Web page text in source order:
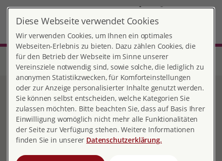
DE
Start Sachsen Beratungsstelle Dresden
Beratungsangebote
Beratung bei Fehl- und Totgeburt
Beratung bei Fehl- und
Totgeburt
Diese Webseite verwendet Cookies
Wir verwenden Cookies, um Ihnen ein optimales
Webseiten-Erlebnis zu bieten. Dazu zählen Cookies, die
für den Betrieb der Webseite im Sinne unserer
Vereinsziele notwendig sind, sowie solche, die lediglich zu
anonymen Statistikzwecken, für Komforteinstellungen
oder zur Anzeige personalisierter Inhalte genutzt werden.
Sie können selbst entscheiden, welche Kategorien Sie
zulassen möchten. Bitte beachten Sie, dass auf Basis Ihrer
Einwilligung womöglich nicht mehr alle Funktionalitäten
der Seite zur Verfügung stehen. Weitere Informationen
finden Sie in unserer Datenschutzerklärung.